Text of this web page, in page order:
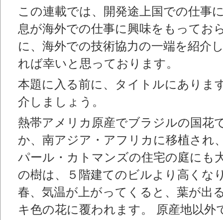
この連載では、開発途上国での仕事
息が海外での仕事に興味をもってお
に、海外での技術協力の一端を紹介
れば幸いと思っております。
本題に入る前に、タイトルにありま
介しましょう。
熱帯アメリカ原産でブラジルの国花
か、南アジア・アフリカに移植され
パール・カトマンズの住宅の庭にも
の樹は、５階建てのビルより高くな
春、気温が上がってくると、葉が出
キ色の花に覆われます。 原産地以外